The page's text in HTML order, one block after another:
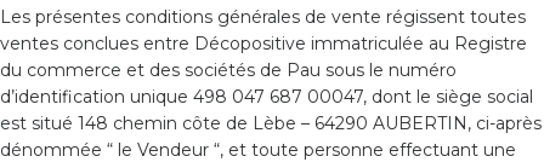
Les présentes conditions générales de vente régissent toutes
ventes conclues entre Décopositive immatriculée au Registre
du commerce et des sociétés de Pau sous le numéro
d’identification unique 498 047 687 00047, dont le siège social
est situé 148 chemin côte de Lèbe – 64290 AUBERTIN, ci-après
dénommée “ le Vendeur “, et toute personne effectuant une